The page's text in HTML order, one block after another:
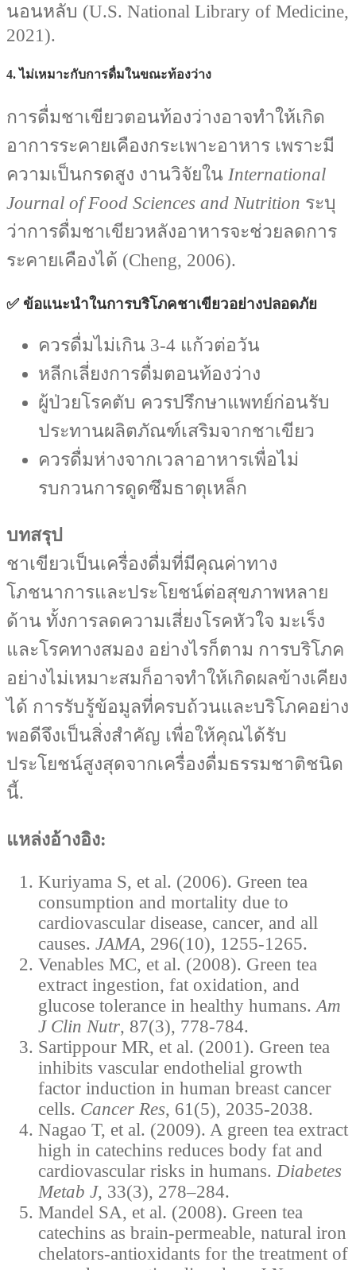
นอนหลับ (U.S. National Library of Medicine,
2021).
4. ไม่เหมาะกับการดื่มในขณะท้องว่าง
การดื่มชาเขียวตอนท้องว่างอาจทำให้เกิด
อาการระคายเคืองกระเพาะอาหาร เพราะมี
ความเป็นกรดสูง งานวิจัยใน International
Journal of Food Sciences and Nutrition ระบุ
ว่าการดื่มชาเขียวหลังอาหารจะช่วยลดการ
ระคายเคืองได้ (Cheng, 2006).
✅ ข้อแนะนำในการบริโภคชาเขียวอย่างปลอดภัย
ควรดื่มไม่เกิน 3-4 แก้วต่อวัน
หลีกเลี่ยงการดื่มตอนท้องว่าง
ผู้ป่วยโรคตับ ควรปรึกษาแพทย์ก่อนรับ
ประทานผลิตภัณฑ์เสริมจากชาเขียว
ควรดื่มห่างจากเวลาอาหารเพื่อไม่
รบกวนการดูดซึมธาตุเหล็ก
บทสรุป
ชาเขียวเป็นเครื่องดื่มที่มีคุณค่าทาง
โภชนาการและประโยชน์ต่อสุขภาพหลาย
ด้าน ทั้งการลดความเสี่ยงโรคหัวใจ มะเร็ง
และโรคทางสมอง อย่างไรก็ตาม การบริโภค
อย่างไม่เหมาะสมก็อาจทำให้เกิดผลข้างเคียง
ได้ การรับรู้ข้อมูลที่ครบถ้วนและบริโภคอย่าง
พอดีจึงเป็นสิ่งสำคัญ เพื่อให้คุณได้รับ
ประโยชน์สูงสุดจากเครื่องดื่มธรรมชาติชนิด
นี้.
แหล่งอ้างอิง:
Kuriyama S, et al. (2006). Green tea
consumption and mortality due to
cardiovascular disease, cancer, and all
causes. JAMA, 296(10), 1255-1265.
Venables MC, et al. (2008). Green tea
extract ingestion, fat oxidation, and
glucose tolerance in healthy humans. Am
J Clin Nutr, 87(3), 778-784.
Sartippour MR, et al. (2001). Green tea
inhibits vascular endothelial growth
factor induction in human breast cancer
cells. Cancer Res, 61(5), 2035-2038.
Nagao T, et al. (2009). A green tea extract
high in catechins reduces body fat and
cardiovascular risks in humans. Diabetes
Metab J, 33(3), 278–284.
Mandel SA, et al. (2008). Green tea
catechins as brain-permeable, natural iron
chelators-antioxidants for the treatment of